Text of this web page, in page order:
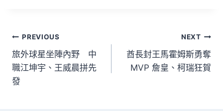
PREVIOUS
旅外球星坐陣內野 中
職江坤宇、王威晨拼先
發
NEXT
酋長封王馬霍姆斯勇奪
MVP 詹皇、柯瑞狂賀